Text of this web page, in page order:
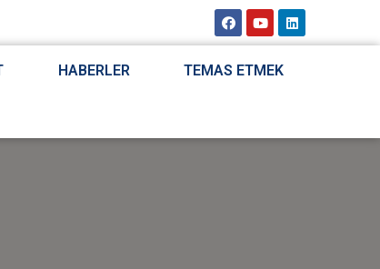
HABERLER TEMAS ETMEK